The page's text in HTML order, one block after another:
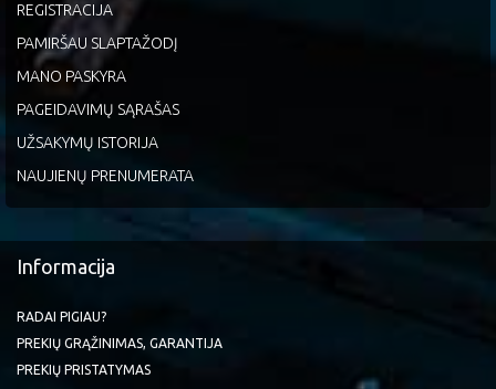
REGISTRACIJA
PAMIRŠAU SLAPTAŽODĮ
MANO PASKYRA
PAGEIDAVIMŲ SĄRAŠAS
UŽSAKYMŲ ISTORIJA
NAUJIENŲ PRENUMERATA
Informacija
RADAI PIGIAU?
PREKIŲ GRĄŽINIMAS, GARANTIJA
PREKIŲ PRISTATYMAS